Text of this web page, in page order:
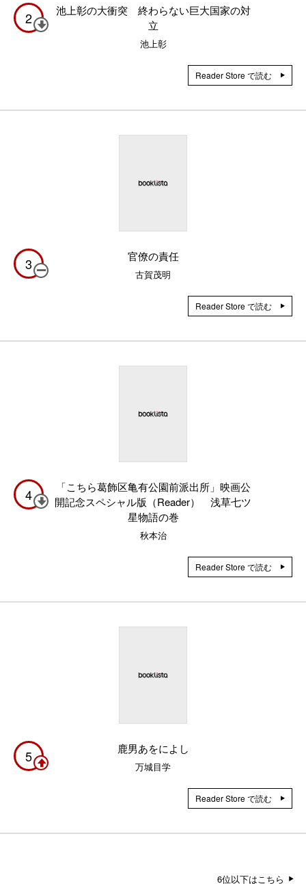
2
池上彰の大衝突 終わらない巨大国家の対
立
池上彰
Reader Store で読む
3 官僚の責任
古賀茂明
Reader Store で読む
4
「こちら葛飾区亀有公園前派出所」映画公
開記念スペシャル版（Reader） 浅草七ツ
星物語の巻
秋本治
Reader Store で読む
5 鹿男あをによし
万城目学
Reader Store で読む
6位以下はこちら